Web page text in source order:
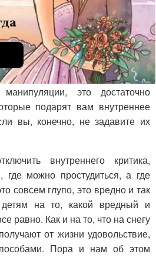
это достаточно
подарят вам внутреннее
вы, конечно, не задавите их
внутреннего критика,
где можно простудиться, а где
совсем глупо, это вредно и так
на то, какой вредный и
равно. Как и на то, что на снегу
от жизни удовольствие,
Пора и нам об этом